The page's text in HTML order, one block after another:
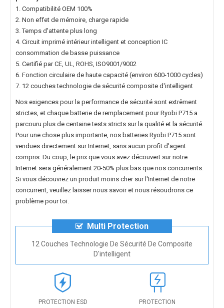
1. Compatibilité OEM 100%
2. Non effet de mémoire, charge rapide
3. Temps d'attente plus long
4. Circuit imprimé intérieur intelligent et conception IC
consommation de basse puissance
5. Certifié par CE, UL, ROHS, ISO9001/9002
6. Fonction circulaire de haute capacité (environ 600-1000 cycles)
7. 12 couches technologie de sécurité composite d'intelligent
Nos exigences pour la performance de sécurité sont extrêment
strictes, et chaque batterie de remplacement pour Ryobi P715 a
parcouru plus de centaine tests stricts sur la qualité et la sécurité.
Pour une chose plus importante, nos batteries Ryobi P715 sont
vendues directement sur Internet, sans aucun profit d'agent
compris. Du coup, le prix que vous avez découvert sur notre
Internet sera généralement 20-50% plus bas que nos concurrents.
Si vous découvrez un produit moins cher sur l'Internet de notre
concurrent, veuillez laisser nous savoir et nous résoudrons ce
problème pour toi.
Multi Protection
12 Couches Technologie De Sécurité De Composite
D'intelligent
PROTECTION ESD
PROTECTION